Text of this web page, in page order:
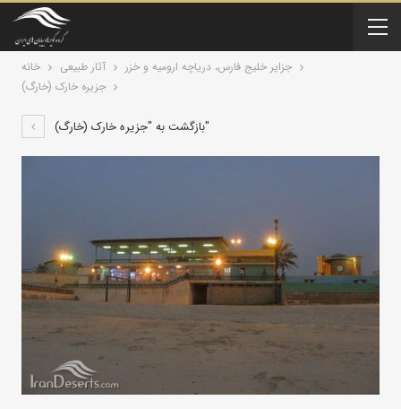
خانه آثار طبیعی
جزایر خلیج فارس، دریاچه ارومیه و خزر
جزیره خارک (خارگ)
بازگشت به "جزیره خارک (خارگ)"